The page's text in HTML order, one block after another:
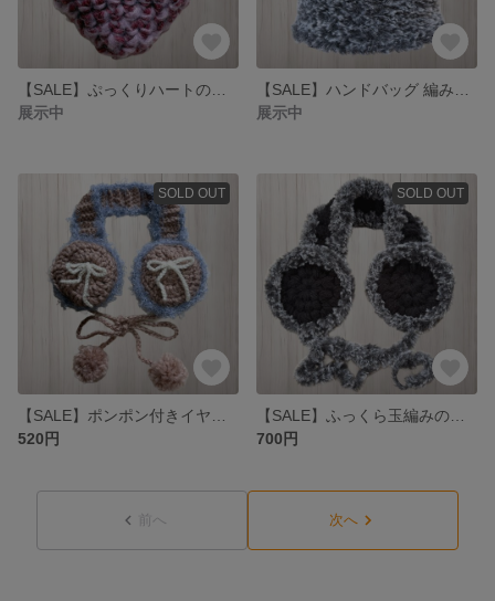
展示中
展示中
SOLD OUT
520円
SOLD OUT
700円
前へ 次へ